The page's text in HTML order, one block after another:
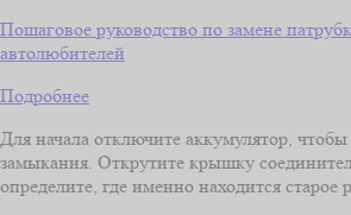
Пошаговое руководство по замене
автолюбителей
Подробнее
Для начала отключите аккумулятор, чтобы
замыкания. Открутите крышку
определите, где именно находится старое